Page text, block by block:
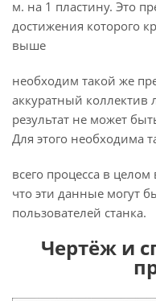
м. на 1 пластину. Это
достижения которого
выше
необходим такой же
аккуратный коллектив
результат не может
Для этого необходима
всего процесса в
что эти данные могут
пользователей станка.
Чертёж и